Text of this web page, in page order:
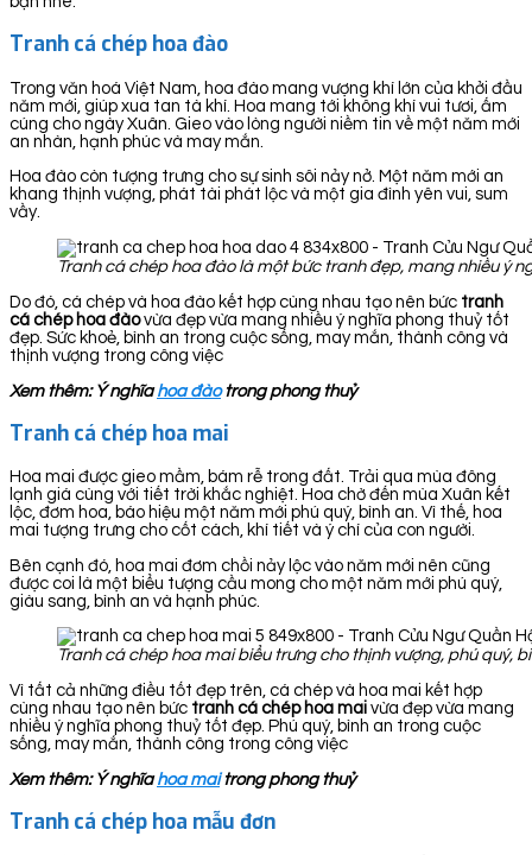
Tranh cá chép hoa đào
Trong văn hoá Việt Nam, hoa đào mang vượng khí lớn của khởi đầu
năm mới, giúp xua tan tà khí. Hoa mang tới không khí vui tươi, ấm
cúng cho ngày Xuân. Gieo vào lòng người niềm tin về một năm mới
an nhàn, hạnh phúc và may mắn.
Hoa đào còn tượng trưng cho sự sinh sôi nảy nở. Một năm mới an
khang thịnh vượng, phát tài phát lộc và một gia đình yên vui, sum
vầy.
Tranh cá chép hoa đào là một bức tranh đẹp, mang nhiều ý
Do đó, cá chép và hoa đào kết hợp cùng nhau tạo nên bức tranh
cá chép hoa đàovừa đẹp vừa mang nhiều ý nghĩa phong thuỷ tốt
đẹp. Sức khoẻ, bình an trong cuộc sống, may mắn, thành công và
thịnh vượng trong công việc
Xem thêm: Ý nghĩahoa đàotrong phong thuỷ
Tranh cá chép hoa mai
Hoa mai được gieo mầm, bám rễ trong đất. Trải qua mùa đông
lạnh giá cùng với tiết trời khắc nghiệt. Hoa chờ đến mùa Xuân kết
lộc, đơm hoa, báo hiệu một năm mới phú quý, bình an. Vì thế, hoa
mai tượng trưng cho cốt cách, khí tiết và ý chí của con người.
Bên cạnh đó, hoa mai đơm chồi nảy lộc vào năm mới nên cũng
được coi là một biểu tượng cầu mong cho một năm mới phú quý,
giàu sang, bình an và hạnh phúc.
Tranh cá chép hoa mai biểu trưng cho thịnh vượng, phú quý,
Vì tất cả những điều tốt đẹp trên, cá chép và hoa mai kết hợp
cùng nhau tạo nên bức tranh cá chép hoa mai vừa đẹp vừa mang
nhiều ý nghĩa phong thuỷ tốt đẹp. Phú quý, bình an trong cuộc
sống, may mắn, thành công trong công việc
Xem thêm: Ý nghĩahoa maitrong phong thuỷ
Tranh cá chép hoa mẫu đơn